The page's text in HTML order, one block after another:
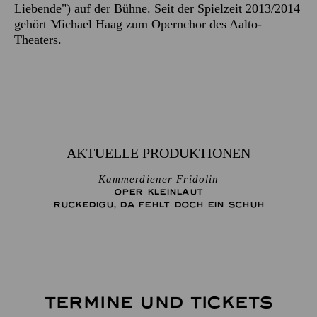
Liebende") auf der Bühne. Seit der Spielzeit 2013/2014
gehört Michael Haag zum Opernchor des Aalto-
Theaters.
AKTUELLE PRODUKTIONEN
Kammerdiener Fridolin
OPER KLEINLAUT
RUCKEDIGU, DA FEHLT DOCH EIN SCHUH
TERMINE UND TICKETS